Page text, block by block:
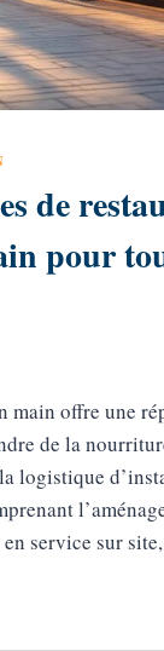
de
pour
main offre une
de la
logistique
service sur